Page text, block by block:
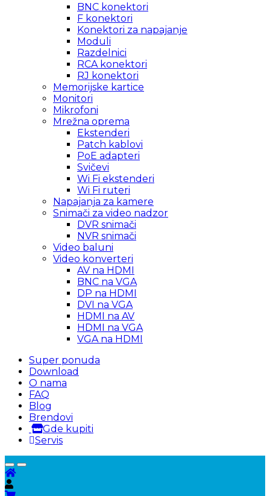
BNC konektori
F konektori
Konektori za napajanje
Moduli
Razdelnici
RCA konektori
RJ konektori
Memorijske kartice
Monitori
Mikrofoni
Mrežna oprema
Ekstenderi
Patch kablovi
PoE adapteri
Svičevi
Wi Fi ekstenderi
Wi Fi ruteri
Napajanja za kamere
Snimači za video nadzor
DVR snimači
NVR snimači
Video baluni
Video konverteri
AV na HDMI
BNC na VGA
DP na HDMI
DVI na VGA
HDMI na AV
HDMI na VGA
VGA na HDMI
Super ponuda
Download
O nama
FAQ
Blog
Brendovi
Gde kupiti
Servis